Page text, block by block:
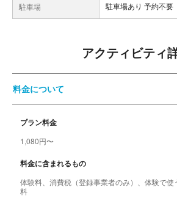
駐車場 駐車場あり 予約不要
アクティビティ
料金について
プラン料金
1,080円〜
料金に含まれるもの
体験料、消費税（登録事業者のみ）、体験で
料